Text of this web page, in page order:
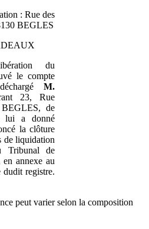
: Rue des
BEGLES
du
le compte
M.
23, Rue
de
lui a donné
la clôture
de liquidation
Tribunal de
annexe au
dudit registre.
peut varier selon la composition